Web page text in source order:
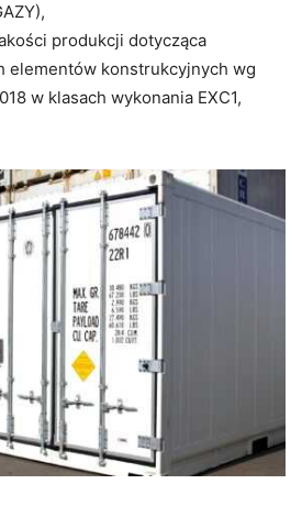
produkcji dotycząca
elementów konstrukcyjnych wg
w klasach wykonania EXC1,